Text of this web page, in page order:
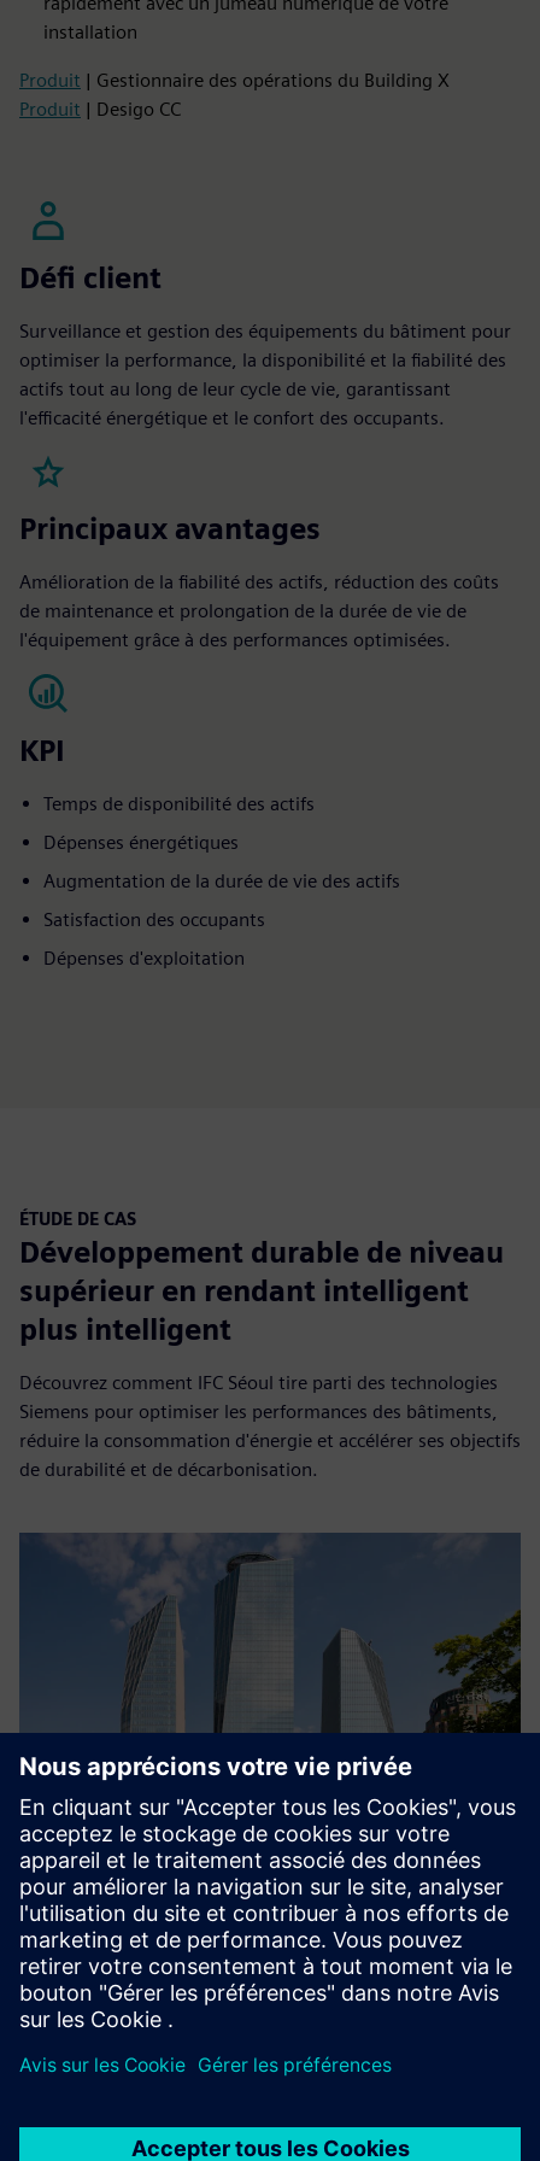
installation
Produit | Gestionnaire des opérations du Building X
Produit | Desigo CC
Défi client
Surveillance et gestion des équipements du bâtiment pour
optimiser la performance, la disponibilité et la fiabilité des
actifs tout au long de leur cycle de vie, garantissant
l'efficacité énergétique et le confort des occupants.
Principaux avantages
Amélioration de la fiabilité des actifs, réduction des coûts
de maintenance et prolongation de la durée de vie de
l'équipement grâce à des performances optimisées.
KPI
Temps de disponibilité des actifs
Dépenses énergétiques
Augmentation de la durée de vie des actifs
Satisfaction des occupants
Dépenses d'exploitation
ÉTUDE DE CAS
Développement durable de niveau
supérieur en rendant intelligent
plus intelligent
Découvrez comment IFC Séoul tire parti des technologies
Siemens pour optimiser les performances des bâtiments,
réduire la consommation d'énergie et accélérer ses objectifs
de durabilité et de décarbonisation.